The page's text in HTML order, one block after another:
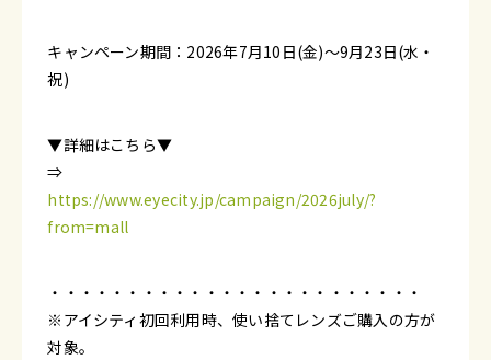
キャンペーン期間：2026年7月10日(金)～9月23日(水・
祝)
▼詳細はこちら▼
⇒
https://www.eyecity.jp/campaign/2026july/?
from=mall
・・・・・・・・・・・・・・・・・・・・・・・・
※アイシティ初回利用時、使い捨てレンズご購入の方が
対象。